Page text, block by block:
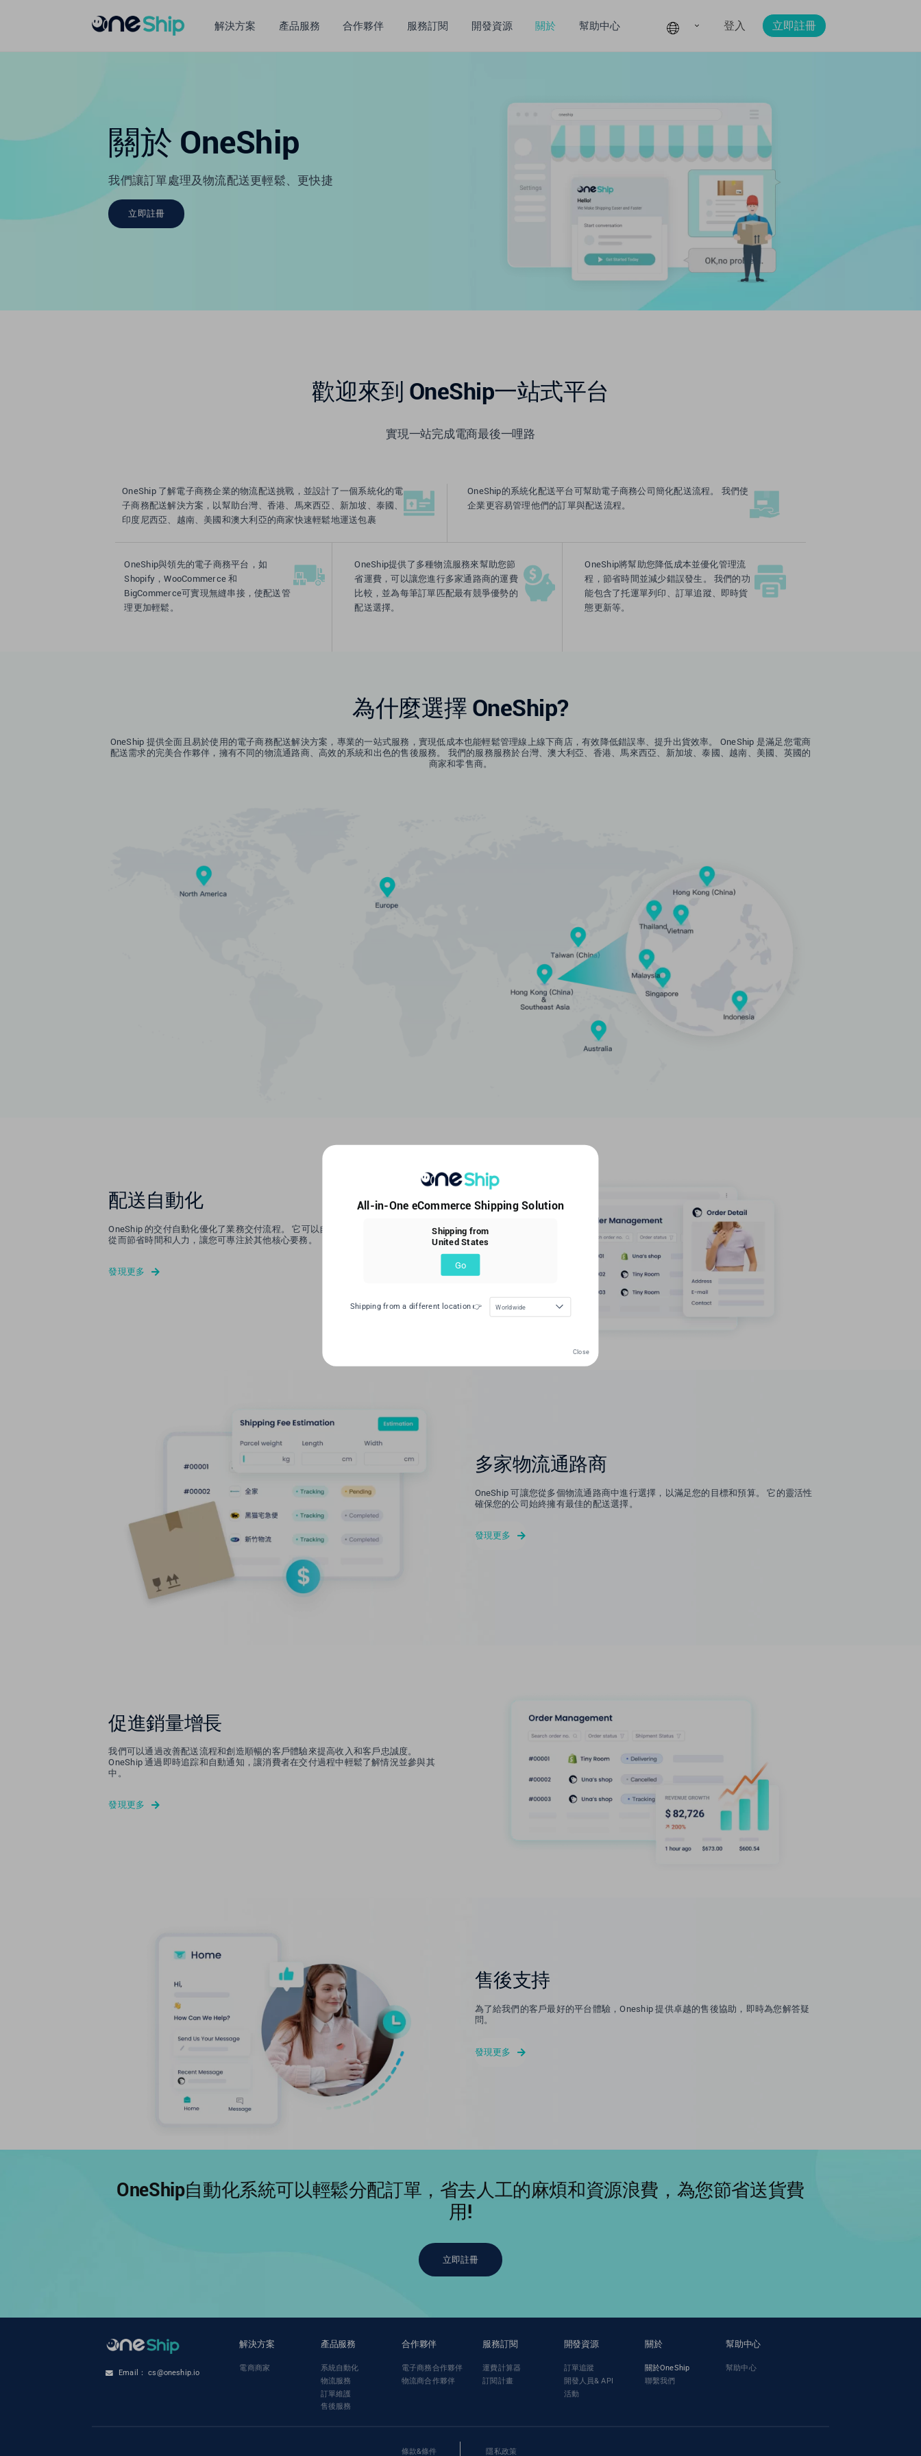
解決方案 產品服務 合作夥伴 服務訂閱 開發資源 關於 幫助中心 登入 立即註冊
關於 OneShip
我們讓訂單處理及物流配送更輕鬆、更快捷
立即註冊
歡迎來到 OneShip一站式平台
實現一站完成電商最後一哩路
OneShip 了解電子商務企業的物流配送挑戰，並設計了一個系統化的電
子商務配送解決方案，以幫助台灣、香港、馬來西亞、新加坡、泰國、
印度尼西亞、越南、美國和澳大利亞的商家快速輕鬆地運送包裹
OneShip的系統化配送平台可幫助電子商務公司簡化配送流程。 我們使
企業更容易管理他們的訂單與配送流程。
OneShip與領先的電子商務平台，如
Shopify，WooCommerce 和
BigCommerce可實現無縫串接，使配送管
理更加輕鬆。
OneShip提供了多種物流服務來幫助您節
省運費，可以讓您進行多家通路商的運費
比較，並為每筆訂單匹配最有競爭優勢的
配送選擇。
OneShip將幫助您降低成本並優化管理流
程，節省時間並減少錯誤發生。 我們的功
能包含了托運單列印、訂單追蹤、即時貨
態更新等。
為什麼選擇 OneShip?
OneShip 提供全面且易於使用的電子商務配送解決方案，專業的一站式服務，實現低成本也能輕鬆管理線上線下商店，有效降低錯誤率、提升出貨效率。 OneShip 是滿足您電商
配送需求的完美合作夥伴，擁有不同的物流通路商、高效的系統和出色的售後服務。 我們的服務服務於台灣、澳大利亞、香港、馬來西亞、新加坡、泰國、越南、美國、英國的
商家和零售商。
配送自動化
OneShip 的交付自動化優化了業務交付流程。 它可以自動進行地址驗證和訂單合併，
從而節省時間和人力，讓您可專注於其他核心要務。
發現更多
多家物流通路商
OneShip 可讓您從多個物流通路商中進行選擇，以滿足您的目標和預算。 它的靈活性
確保您的公司始終擁有最佳的配送選擇。
發現更多
促進銷量增長
我們可以通過改善配送流程和創造順暢的客戶體驗來提高收入和客戶忠誠度。
OneShip 通過即時追踪和自動通知，讓消費者在交付過程中輕鬆了解情況並參與其
中。
發現更多
售後支持
為了給我們的客戶最好的平台體驗，Oneship 提供卓越的售後協助，即時為您解答疑
問。
發現更多
OneShip自動化系統可以輕鬆分配訂單，省去人工的麻煩和資源浪費，為您節省送貨費
用!
立即註冊
Email： cs@oneship.io
解決方案
電商商家
產品服務
系統自動化
物流服務
訂單維護
售後服務
合作夥伴
電子商務合作夥伴
物流商合作夥伴
服務訂閱
運費計算器
訂閱計畫
開發資源
訂單追蹤
開發人員& API
活動
關於
關於OneShip
聯繫我們
幫助中心
幫助中心
條款&條件 隱私政策
All-in-One eCommerce Shipping Solution
Shipping from
United States
Go
Shipping from a different location 👉 Worldwide
Close